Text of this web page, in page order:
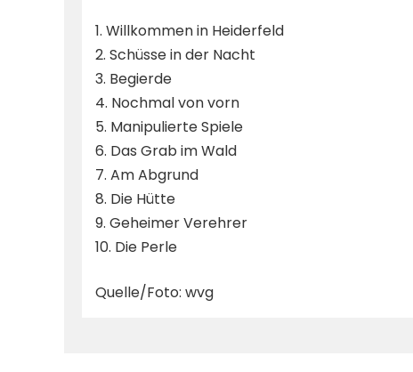
1. Willkommen in Heiderfeld
2. Schüsse in der Nacht
3. Begierde
4. Nochmal von vorn
5. Manipulierte Spiele
6. Das Grab im Wald
7. Am Abgrund
8. Die Hütte
9. Geheimer Verehrer
10. Die Perle
Quelle/Foto: wvg